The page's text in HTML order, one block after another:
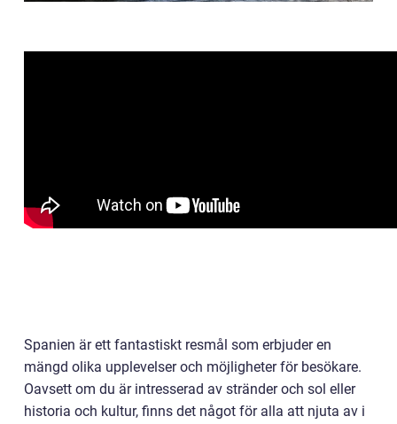
Spanien är ett fantastiskt resmål som erbjuder en
mängd olika upplevelser och möjligheter för besökare.
Oavsett om du är intresserad av stränder och sol eller
historia och kultur, finns det något för alla att njuta av i